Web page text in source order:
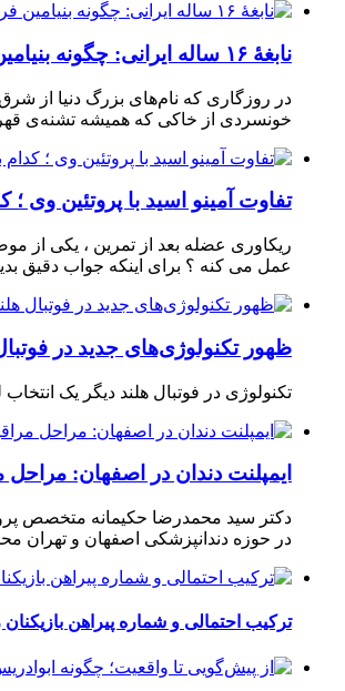
نابغهٔ ۱۶ ساله ایرانی: چگونه بنیامین فرجی به قلهٔ تنیس‌روی‌میز رسید؟
در روزگاری که نام‌های بزرگ دنیا از
خونسردی از خاکی که همیشه تشنه‌ی
تفاوت آمینو اسید با پروتئین وی
ریکاوری عضله بعد از تمرین ، یکی از
عمل می‌ کنه ؟ برای اینکه جواب دقیق
ظهور تکنولوژی‌های جدید در
تکنولوژی در فوتبال هلند دیگر یک
ایمپلنت دندان در اصفهان: مراحل
دکتر سید محمدرضا حکیمانه متخصص
در حوزه دندانپزشکی اصفهان و
ترکیب احتمالی و شماره پیراهن بازیکنان رئال